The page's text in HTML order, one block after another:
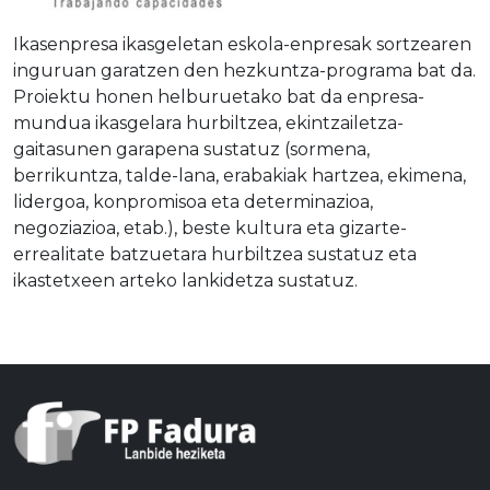
Ikasenpresa ikasgeletan eskola-enpresak sortzearen
inguruan garatzen den hezkuntza-programa bat da.
Proiektu honen helburuetako bat da enpresa-
mundua ikasgelara hurbiltzea, ekintzailetza-
gaitasunen garapena sustatuz (sormena,
berrikuntza, talde-lana, erabakiak hartzea, ekimena,
lidergoa, konpromisoa eta determinazioa,
negoziazioa, etab.), beste kultura eta gizarte-
errealitate batzuetara hurbiltzea sustatuz eta
ikastetxeen arteko lankidetza sustatuz.